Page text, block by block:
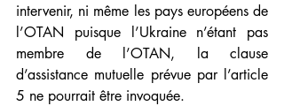
intervenir, ni même les pays européens de
l’OTAN puisque l’Ukraine n’étant pas
membre de l’OTAN, la clause
d’assistance mutuelle prévue par l’article
5 ne pourrait être invoquée.